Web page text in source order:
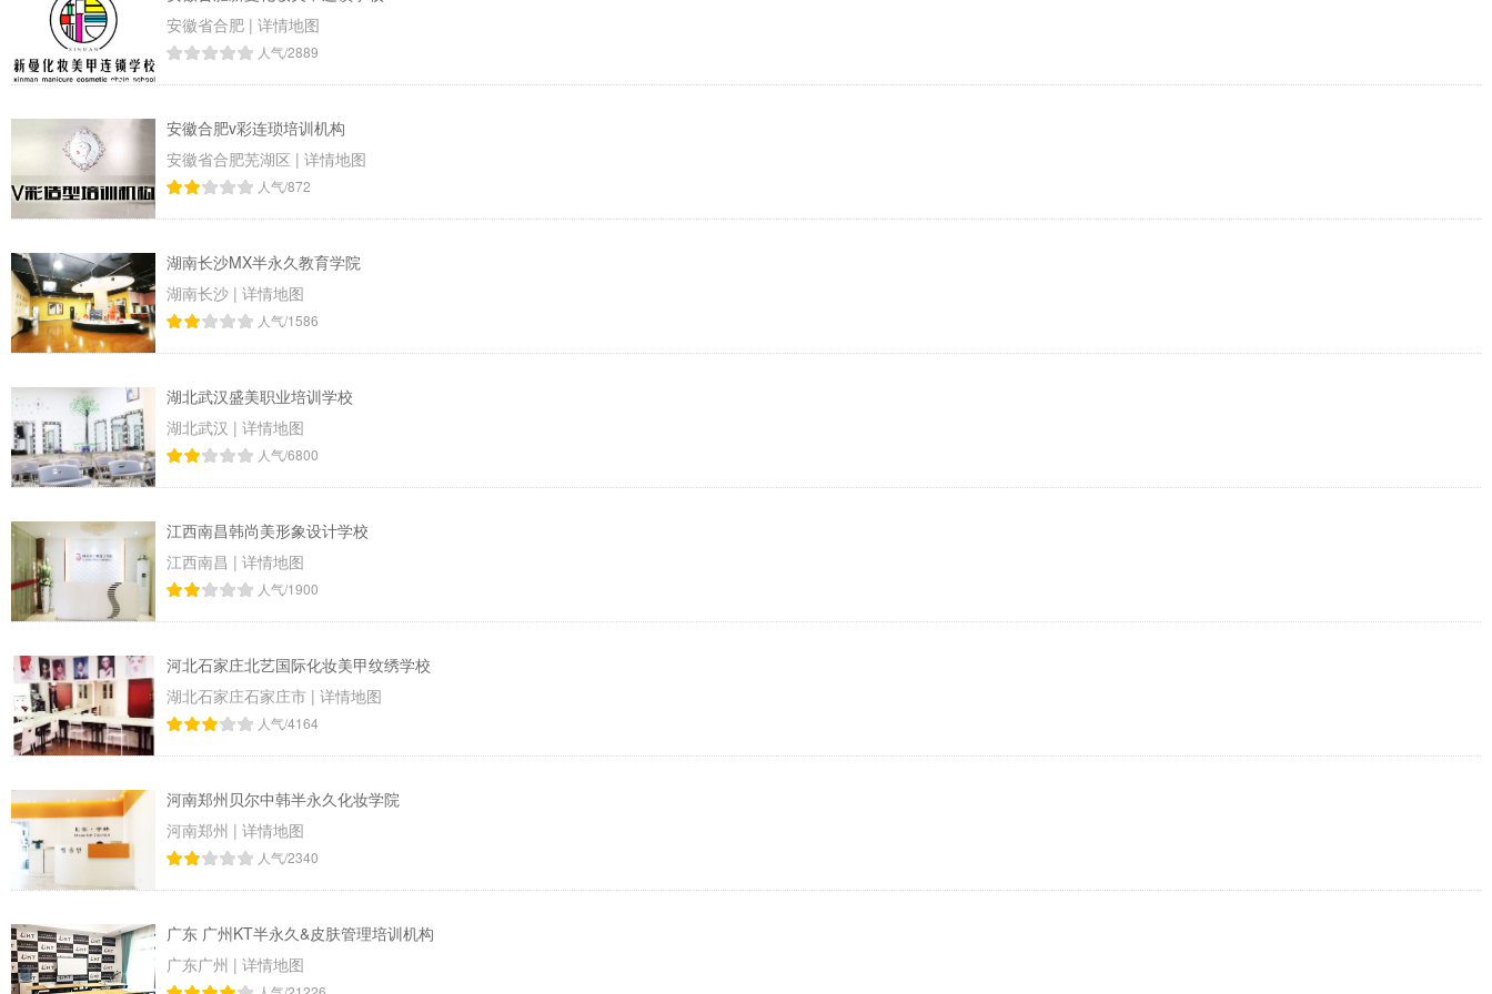
安徽省合肥 | 详情地图
人气/2889
安徽合肥v彩连琐培训机构
安徽省合肥芜湖区 | 详情地图
人气/872
湖南长沙MX半永久教育学院
湖南长沙 | 详情地图
人气/1586
湖北武汉盛美职业培训学校
湖北武汉 | 详情地图
人气/6800
江西南昌韩尚美形象设计学校
江西南昌 | 详情地图
人气/1900
河北石家庄北艺国际化妆美甲纹绣学校
湖北石家庄石家庄市 | 详情地图
人气/4164
河南郑州贝尔中韩半永久化妆学院
河南郑州 | 详情地图
人气/2340
广东 广州KT半永久&皮肤管理培训机构
广东广州 | 详情地图